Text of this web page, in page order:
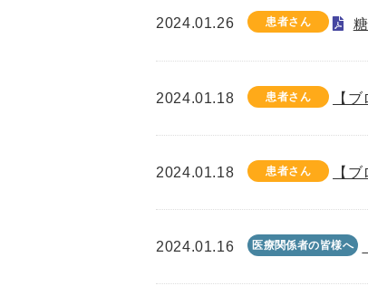
2024.01.26 患者さん
2024.01.18 患者さん 【
2024.01.18 患者さん 【
2024.01.16 医療関係者の皆様へ